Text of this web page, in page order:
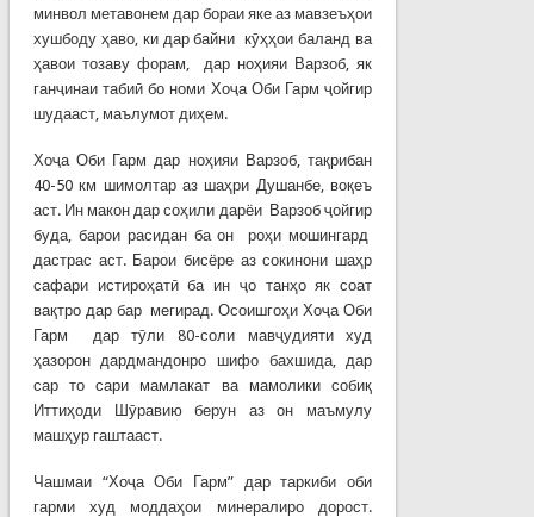
минвол метавонем дар бораи яке аз мавзеъҳои
хушбоду ҳаво, ки дар байни кӯҳҳои баланд ва
ҳавои тозаву форам, дар ноҳияи Варзоб, як
ганҷинаи табиӣ бо номи Хоҷа Оби Гарм ҷойгир
шудааст, маълумот диҳем.
Хоҷа Оби Гарм дар ноҳияи Варзоб, тақрибан
40-50 км шимолтар аз шаҳри Душанбе, воқеъ
аст. Ин макон дар соҳили дарёи Варзоб ҷойгир
буда, барои расидан ба он роҳи мошингард
дастрас аст. Барои бисёре аз сокинони шаҳр
сафари истироҳатӣ ба ин ҷо танҳо як соат
вақтро дар бар мегирад. Осоишгоҳи Хоҷа Оби
Гарм дар тӯли 80-соли мавҷудияти худ
ҳазорон дардмандонро шифо бахшида, дар
сар то сари мамлакат ва мамолики собиқ
Иттиҳоди Шӯравию берун аз он маъмулу
машҳур гаштааст.
Чашмаи “Хоҷа Оби Гарм” дар таркиби оби
гарми худ моддаҳои минералиро дорост.